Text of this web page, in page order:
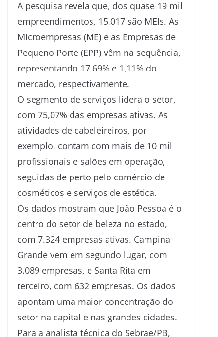
​A pesquisa revela que, dos quase 19 mil
empreendimentos, 15.017 são MEIs. As
Microempresas (ME) e as Empresas de
Pequeno Porte (EPP) vêm na sequência,
representando 17,69% e 1,11% do
mercado, respectivamente.
​O segmento de serviços lidera o setor,
com 75,07% das empresas ativas. As
atividades de cabeleireiros, por
exemplo, contam com mais de 10 mil
profissionais e salões em operação,
seguidas de perto pelo comércio de
cosméticos e serviços de estética.
​Os dados mostram que João Pessoa é o
centro do setor de beleza no estado,
com 7.324 empresas ativas. Campina
Grande vem em segundo lugar, com
3.089 empresas, e Santa Rita em
terceiro, com 632 empresas. Os dados
apontam uma maior concentração do
setor na capital e nas grandes cidades.
​Para a analista técnica do Sebrae/PB,